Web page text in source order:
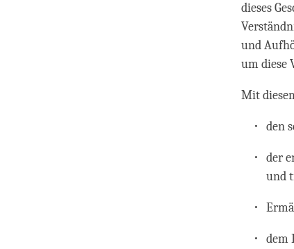
dieses
und
um diese
Mit
den
der
und
dem